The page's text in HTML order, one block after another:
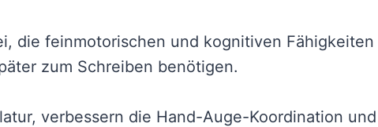
die feinmotorischen und kognitiven Fähigkeiten
zum Schreiben benötigen.
verbessern die Hand-Auge-Koordination und